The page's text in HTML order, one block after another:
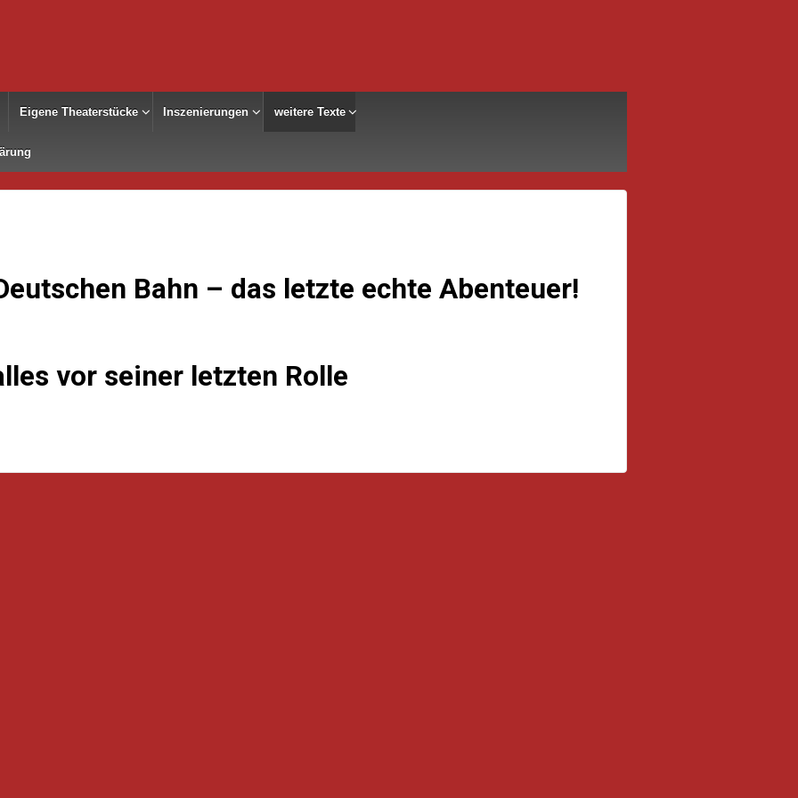
Eigene Theaterstücke Inszenierungen weitere Texte
Bahn – das letzte echte Abenteuer!
vor seiner letzten Rolle